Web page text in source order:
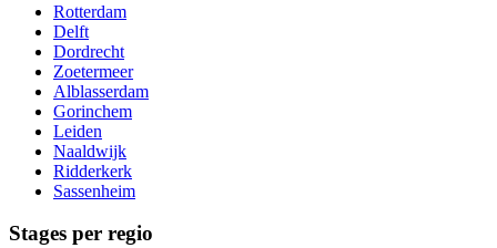
Rotterdam
Delft
Dordrecht
Zoetermeer
Alblasserdam
Gorinchem
Leiden
Naaldwijk
Ridderkerk
Sassenheim
Stages per regio